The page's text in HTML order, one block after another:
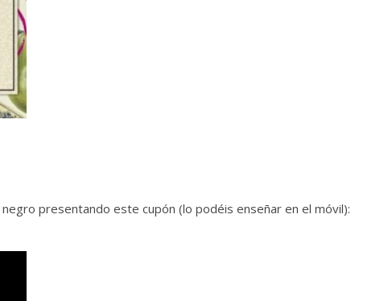
presentando este cupón (lo podéis enseñar en el móvil):